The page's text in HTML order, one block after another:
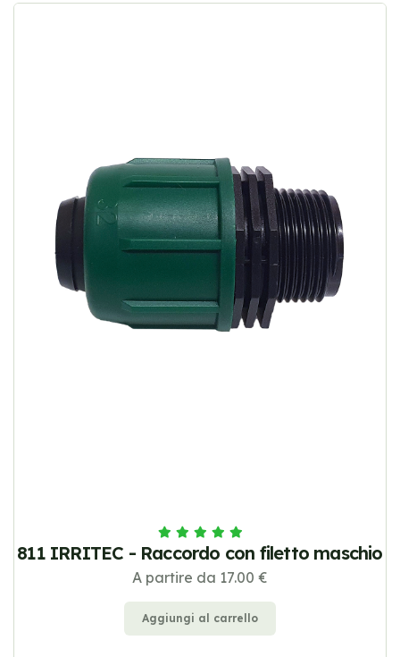
811 IRRITEC - Raccordo con filetto maschio
A partire da 17.00 €
Aggiungi al carrello